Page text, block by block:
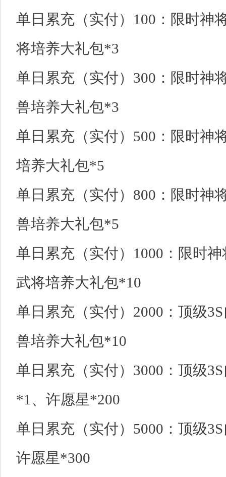
单日累充（实付）100：限时神
将培养大礼包*3
单日累充（实付）300：限时神
兽培养大礼包*3
单日累充（实付）500：限时神
培养大礼包*5
单日累充（实付）800：限时神
兽培养大礼包*5
单日累充（实付）1000：限时
武将培养大礼包*10
单日累充（实付）2000：顶级
兽培养大礼包*10
单日累充（实付）3000：顶级
*1、许愿星*200
单日累充（实付）5000：顶级
许愿星*300